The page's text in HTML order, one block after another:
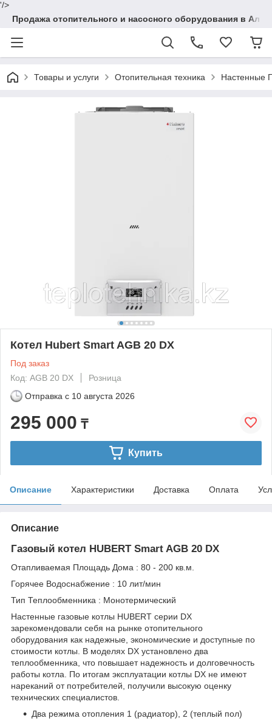
'/>
Продажа отопительного и насосного оборудования в
Товары и услуги Отопительная техника Настенные
Котел Hubert Smart AGB 20 DX
Под заказ
Код: AGB 20 DX
Розница
Отправка с 10 августа 2026
295 000 ₸
Купить
Описание Характеристики Доставка Оплата
Описание
Газовый котел HUBERT Smart AGB 20 DX
Отапливаемая Площадь Дома : 80 - 200 кв.м.
Горячее Водоснабжение : 10 лит/мин
Тип Теплообменника : Монотермический
Настенные газовые котлы HUBERT серии DX
зарекомендовали себя на рынке отопительного
оборудования как надежные, экономические и доступные по
стоимости котлы. В моделях DX установлено два
теплообменника, что повышает надежность и долговечность
работы котла. По итогам эксплуатации котлы DX не имеют
нареканий от потребителей, получили высокую оценку
технических специалистов.
Два режима отопления 1 (радиатор), 2 (теплый пол)